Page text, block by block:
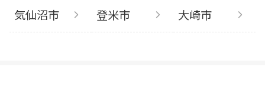
気仙沼市 登米市 大崎市